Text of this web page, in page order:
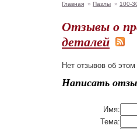
Главная » Пазлы » 100-
Отзывы о
деталей
Нет отзывов об этом
Написать
Имя:
Тема: